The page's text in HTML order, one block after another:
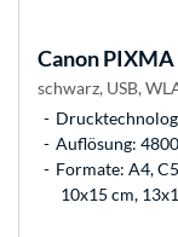
Canon
schwarz, USB,
Auflösung:
Formate: A4,
10x15 cm,